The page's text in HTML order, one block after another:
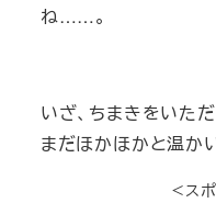
ね……。
いざ、ちまきをいただ
まだほかほかと温か
＜ス